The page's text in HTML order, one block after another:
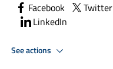
Facebook Twitter
LinkedIn
See actions